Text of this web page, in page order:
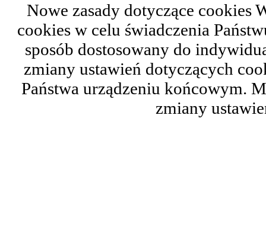
Nowe zasady dotyczące cookies
cookies w celu świadczenia
sposób dostosowany do
zmiany ustawień dotyczących
Państwa urządzeniu końcowym.
zmiany